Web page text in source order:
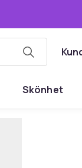
Skönhet